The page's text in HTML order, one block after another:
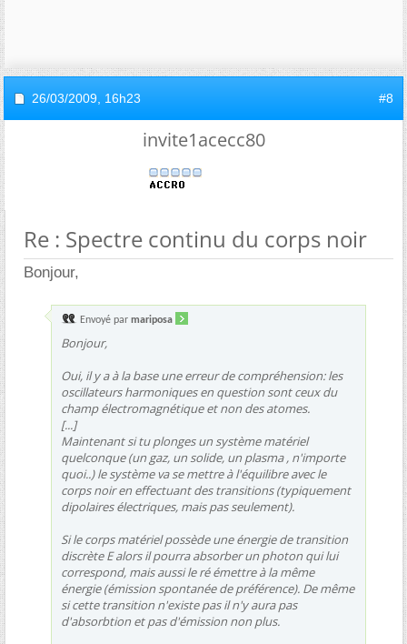
26/03/2009, 16h23 #8
invite1acecc80
Re : Spectre continu du corps noir
Bonjour,
Envoyé par mariposa
Bonjour,
Oui, il y a à la base une erreur de compréhension: les
oscillateurs harmoniques en question sont ceux du
champ électromagnétique et non des atomes.
[...]
Maintenant si tu plonges un système matériel
quelconque (un gaz, un solide, un plasma , n'importe
quoi..) le système va se mettre à l'équilibre avec le
corps noir en effectuant des transitions (typiquement
dipolaires électriques, mais pas seulement).
Si le corps matériel possède une énergie de transition
discrète E alors il pourra absorber un photon qui lui
correspond, mais aussi le ré émettre à la même
énergie (émission spontanée de préférence). De même
si cette transition n'existe pas il n'y aura pas
d'absorbtion et pas d'émission non plus.